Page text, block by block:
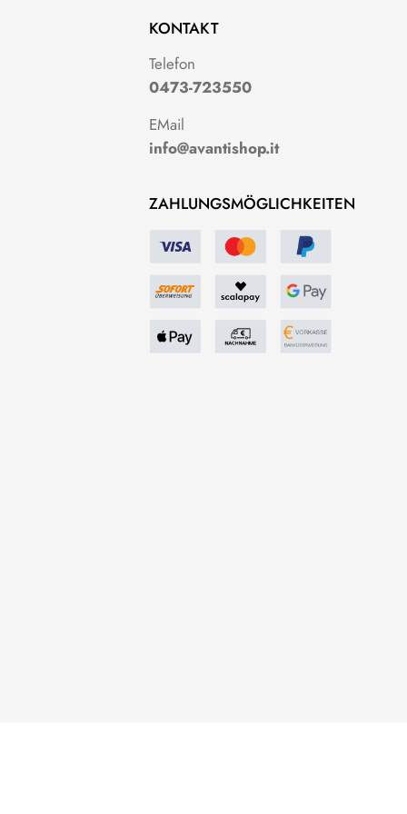
KONTAKT
Telefon
0473-723550
EMail
info@avantishop.it
ZAHLUNGSMÖGLICHKEITEN